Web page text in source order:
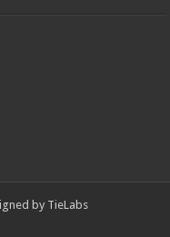
by TieLabs